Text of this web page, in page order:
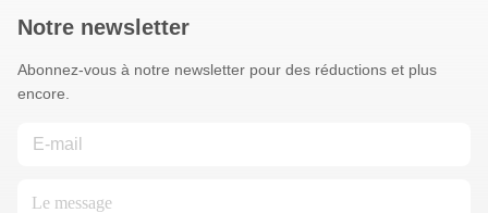
Notre newsletter
Abonnez-vous à notre newsletter pour des réductions et plus
encore.